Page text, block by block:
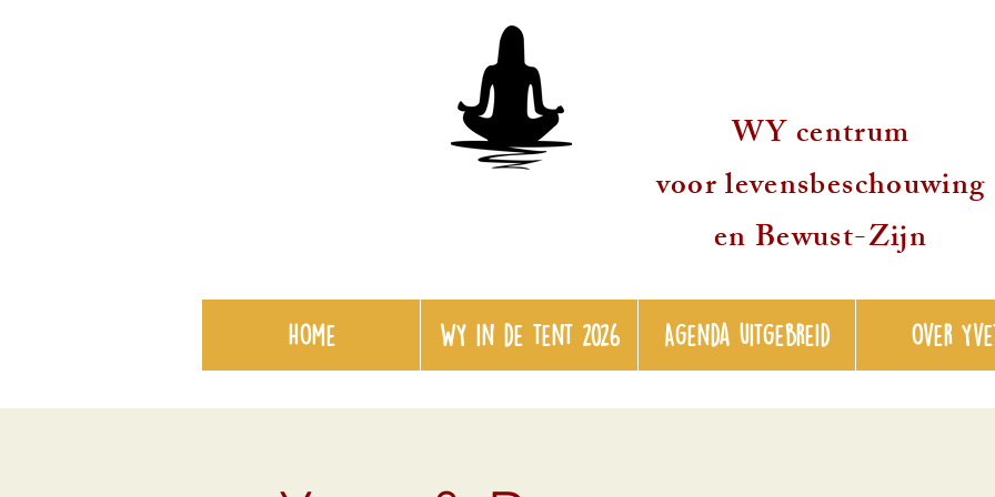
WY centrum
voor levensbeschouwing
en Bewust-Zijn
Home WY in de tent 2026 Agenda uitgebreid over